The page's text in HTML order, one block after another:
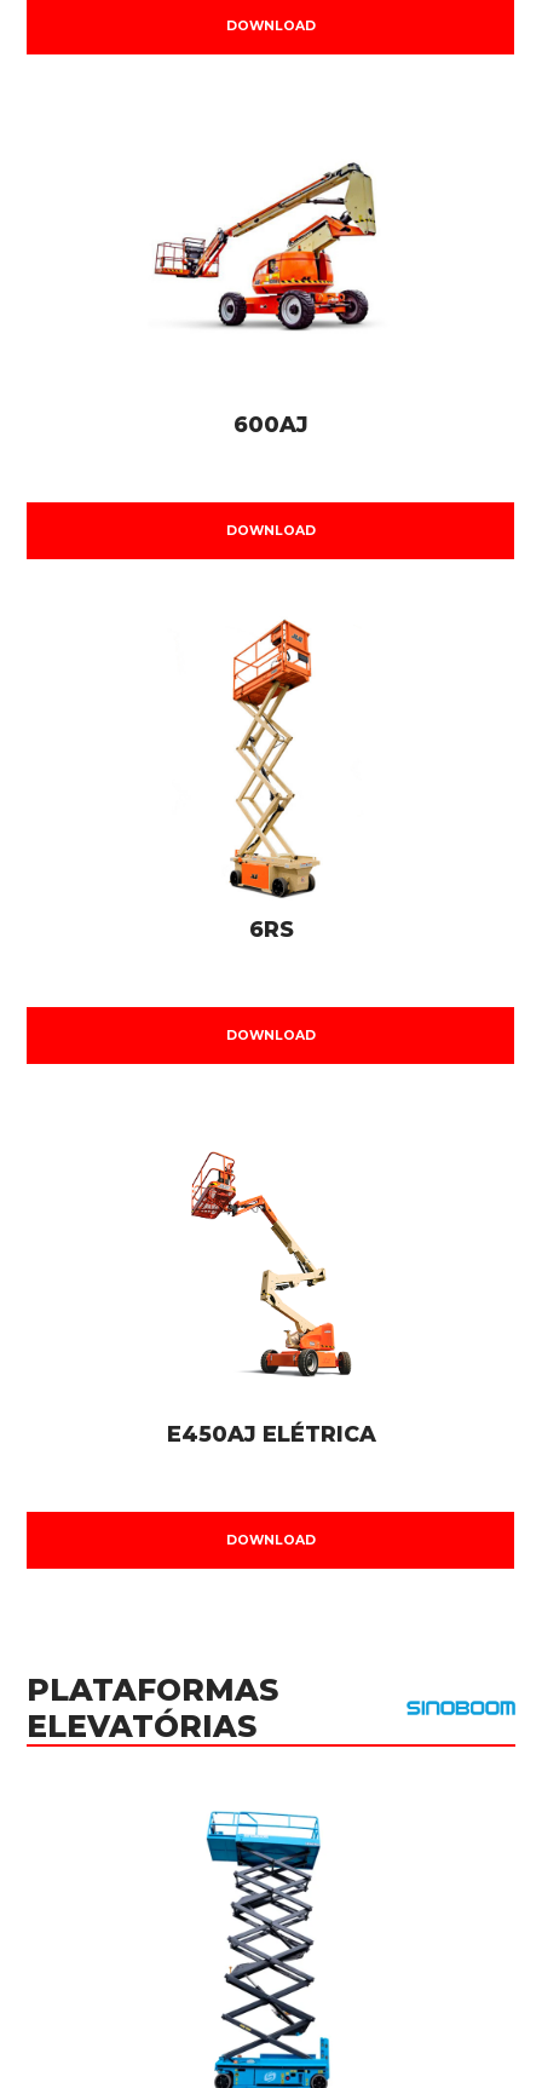
DOWNLOAD
600AJ
DOWNLOAD
6RS
DOWNLOAD
E450AJ ELÉTRICA
DOWNLOAD
PLATAFORMAS
ELEVATÓRIAS